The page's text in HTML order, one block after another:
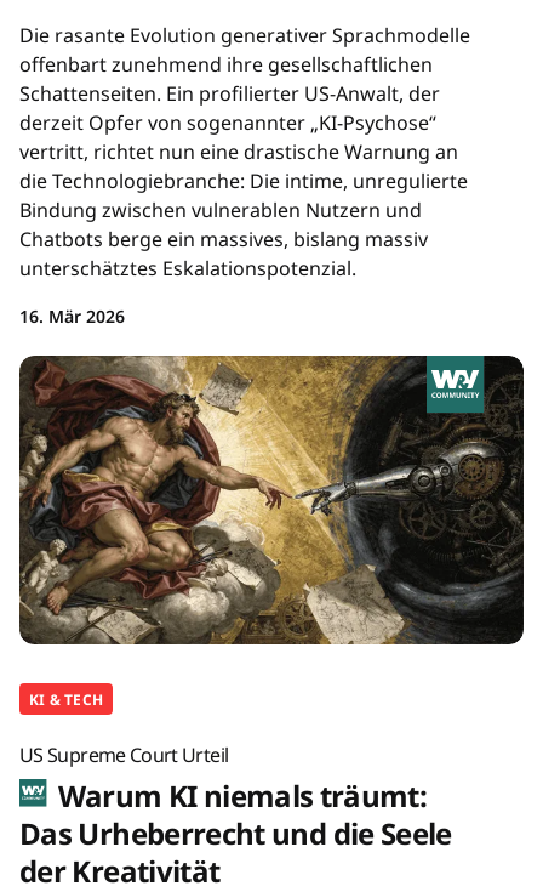
Die rasante Evolution generativer Sprachmodelle
offenbart zunehmend ihre gesellschaftlichen
Schattenseiten. Ein profilierter US-Anwalt, der
derzeit Opfer von sogenannter „KI-Psychose“
vertritt, richtet nun eine drastische Warnung an
die Technologiebranche: Die intime, unregulierte
Bindung zwischen vulnerablen Nutzern und
Chatbots berge ein massives, bislang massiv
unterschätztes Eskalationspotenzial.
16. Mär 2026
KI & TECH
US Supreme Court Urteil
Warum KI niemals träumt:
Das Urheberrecht und die Seele
der Kreativität